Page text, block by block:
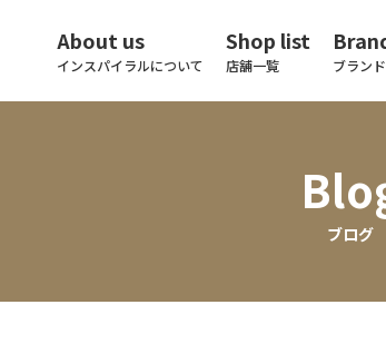
About us
インスパイラルについて
Shop list
店舗一覧 ブランド
ブログ